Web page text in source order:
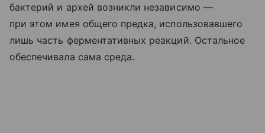
бактерий и архей возникли независимо —
при этом имея общего предка, использовавшего
лишь часть ферментативных реакций. Остальное
обеспечивала сама среда.